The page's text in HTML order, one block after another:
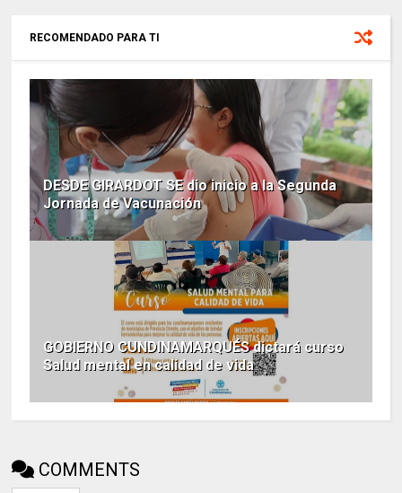
RECOMENDADO PARA TI
DESDE GIRARDOT SE dio inicio a la Segunda
Jornada de Vacunación
GOBIERNO CUNDINAMARQUÉS dictará curso
Salud mental en calidad de vida
COMMENTS